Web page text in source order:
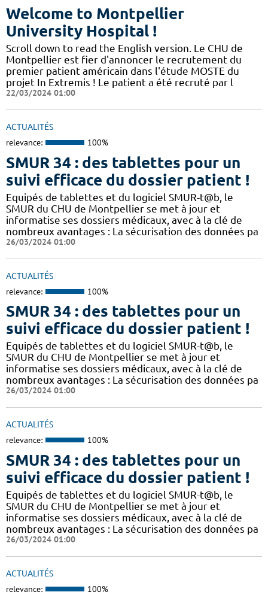
Welcome to Montpellier
University Hospital !
Scroll down to read the English version. Le CHU de
Montpellier est fier d'annoncer le recrutement du
premier patient américain dans l'étude MOSTE du
projet In Extremis ! Le patient a été recruté par l
22/03/2024 01:00
ACTUALITÉS
relevance: 100%
SMUR 34 : des tablettes pour un
suivi efficace du dossier patient !
​​Equipés de tablettes et du logiciel SMUR-t@b, le
SMUR du CHU de Montpellier se met à jour et
informatise ses dossiers médicaux, avec à la clé de
nombreux avantages : ​​La sécurisation des données pa
26/03/2024 01:00
ACTUALITÉS
relevance: 100%
SMUR 34 : des tablettes pour un
suivi efficace du dossier patient !
​​Equipés de tablettes et du logiciel SMUR-t@b, le
SMUR du CHU de Montpellier se met à jour et
informatise ses dossiers médicaux, avec à la clé de
nombreux avantages : ​​La sécurisation des données pa
26/03/2024 01:00
ACTUALITÉS
relevance: 100%
SMUR 34 : des tablettes pour un
suivi efficace du dossier patient !
​​Equipés de tablettes et du logiciel SMUR-t@b, le
SMUR du CHU de Montpellier se met à jour et
informatise ses dossiers médicaux, avec à la clé de
nombreux avantages : ​​La sécurisation des données pa
26/03/2024 01:00
ACTUALITÉS
relevance: 100%